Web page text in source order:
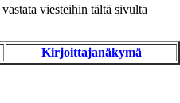
viesteihin tältä sivulta
Kirjoittajanäkymä